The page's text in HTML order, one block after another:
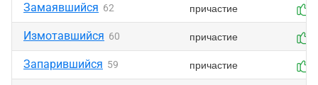
Замаявшийся 62 причастие
Измотавшийся 60 причастие
Запарившийся 59 причастие